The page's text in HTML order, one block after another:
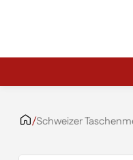
/Schweizer